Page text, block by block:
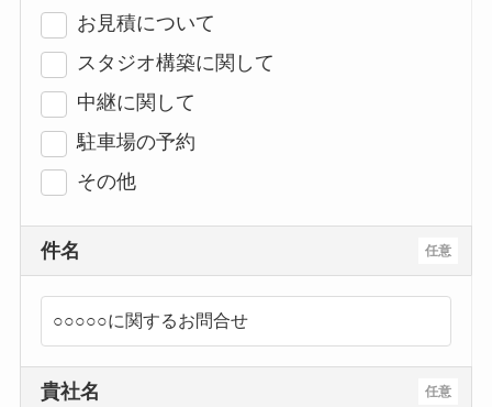
お見積について
スタジオ構築に関して
中継に関して
駐車場の予約
その他
任意
件名
任意
貴社名